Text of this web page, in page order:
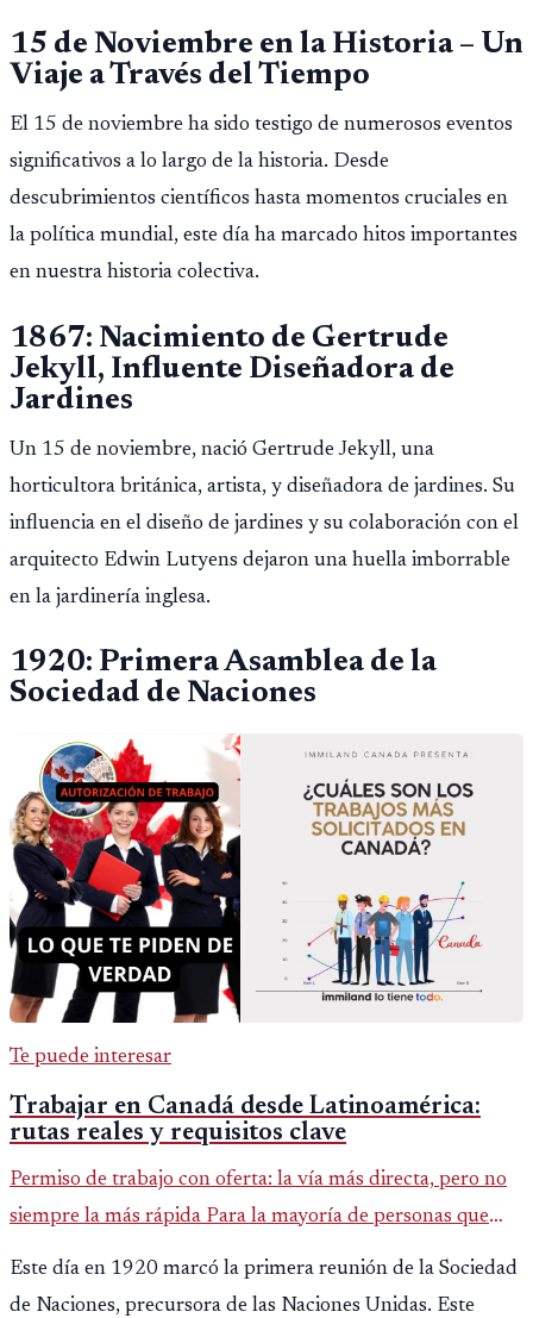
15 de Noviembre en la Historia – Un
Viaje a Través del Tiempo
El 15 de noviembre ha sido testigo de numerosos eventos
significativos a lo largo de la historia. Desde
descubrimientos científicos hasta momentos cruciales en
la política mundial, este día ha marcado hitos importantes
en nuestra historia colectiva.
1867: Nacimiento de Gertrude
Jekyll, Influente Diseñadora de
Jardines
Un 15 de noviembre, nació Gertrude Jekyll, una
horticultora británica, artista, y diseñadora de jardines. Su
influencia en el diseño de jardines y su colaboración con el
arquitecto Edwin Lutyens dejaron una huella imborrable
en la jardinería inglesa.
1920: Primera Asamblea de la
Sociedad de Naciones
Te puede interesar
Trabajar en Canadá desde Latinoamérica:
rutas reales y requisitos clave
Permiso de trabajo con oferta: la vía más directa, pero no
siempre la más rápida Para la mayoría de personas que
aplican desde fuera de Canadá, el punto de partida es una
oferta la
Este día en 1920 marcó la primera reunión de la Sociedad
de Naciones, precursora de las Naciones Unidas. Este